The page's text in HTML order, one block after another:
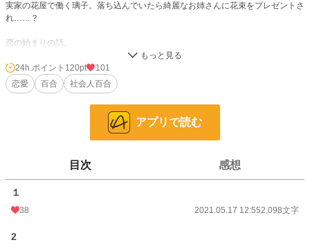
実家の花屋で働く璃子。落ち込んでいたら綺麗なお姉さんに花束をプレゼントさ
れ……？
恋の始まりの話。
小説 9,829 位 / 229,042 件
5,340
更新日時
初回完結日時
24h.ポイント 120pt
101
恋愛
百合 社会人百合
アプリで読む
目次 感想
１
38 2021.05.17 12:552,098文字
2